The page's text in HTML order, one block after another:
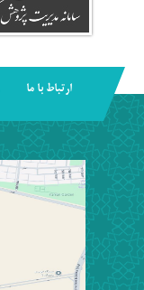
ارتباط با ما